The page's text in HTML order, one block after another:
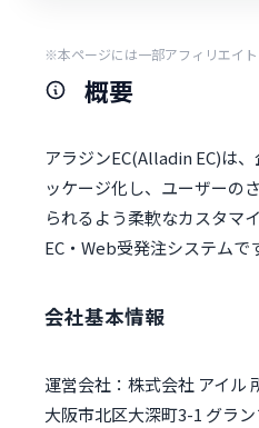
※本ページには一部アフィリエイト
概要
アラジンEC(Alladin EC)は
ッケージ化し、ユーザーの
られるよう柔軟なカスタマ
EC・Web受発注システムで
会社基本情報
運営会社：株式会社 アイル
大阪市北区大深町3-1 グラ